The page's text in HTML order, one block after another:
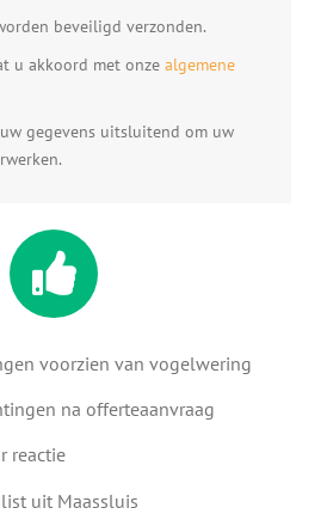
beveiligd verzonden.
u akkoord met onze algemene
gegevens uitsluitend om uw
voorzien van vogelwering
na offerteaanvraag
reactie
uit Maassluis